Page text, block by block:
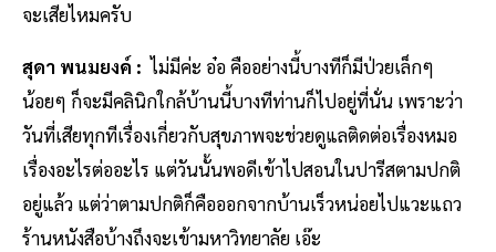
จะเสียไหมครับ
สุดา พนมยงค์ :ไม่มีค่ะ อ๋อ คืออย่างนี้บางทีก็มีป่วยเล็กๆ
น้อยๆ ก็จะมีคลินิกใกล้บ้านนี้บางทีท่านก็ไปอยู่ที่นั่น เพราะว่า
วันที่เสียทุกทีเรื่องเกี่ยวกับสุขภาพจะช่วยดูแลติดต่อเรื่องหมอ
เรื่องอะไรต่ออะไร แต่วันนั้นพอดีเข้าไปสอนในปารีสตามปกติ
อยู่แล้ว แต่ว่าตามปกติก็คือออกจากบ้านเร็วหน่อยไปแวะแถว
ร้านหนังสือบ้างถึงจะเข้ามหาวิทยาลัย เอ๊ะ